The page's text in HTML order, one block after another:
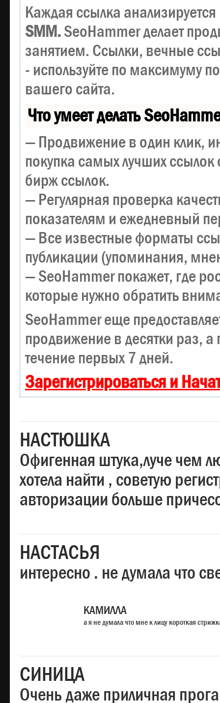
Каждая ссылка
SMM.SeoHammer делает
занятием. Ссылки, вечные
- используйте по максимуму
вашего сайта.
Что умеет делать
— Продвижение в один клик,
покупка самых лучших ссылок
бирж ссылок.
— Регулярная проверка
показателям и ежедневный
— Все известные форматы
публикации (упоминания,
— SeoHammer покажет, где
которые нужно обратить
SeoHammer еще
продвижение в десятки раз, а
течение первых 7 дней.
Зарегистрироваться и
НАСТЮШКА
Офигенная штука,луче чем
хотела найти , советую
авторизации больше
НАСТАСЬЯ
интересно . не думала что
КАМИЛЛА
а я не думала что мне к лицу короткая
СИНИЦА
Очень даже приличная